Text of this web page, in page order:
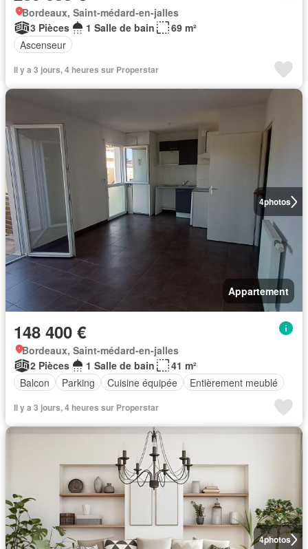
Bordeaux, Saint-médard-en-jalles
3 Pièces
1 Salle de bain
69 m²
Ascenseur
Il y a 3 jours, 4 heures sur Properstar
4photos
Appartement
148 400 €
Bordeaux, Saint-médard-en-jalles
2 Pièces
1 Salle de bain
41 m²
Balcon
Parking Cuisine équipée Entièrement meublé
Il y a 3 jours, 4 heures sur Properstar
4photos